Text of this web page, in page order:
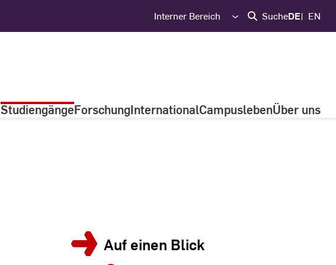
Interner Bereich SucheDE EN
StudiengängeForschungInternationalCampuslebenÜber uns
Auf einen Blick